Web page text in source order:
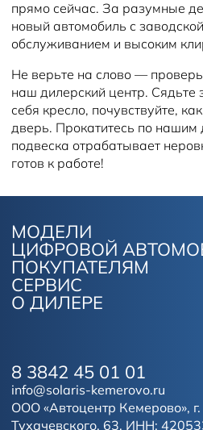
прямо сейчас. За разумные
новый автомобиль с
обслуживанием и высоким
Не верьте на слово —
наш дилерский центр. Сядьте
себя кресло, почувствуйте,
дверь. Прокатитесь по нашим
подвеска отрабатывает
готов к работе!
МОДЕЛИ
ЦИФРОВОЙ
ПОКУПАТЕЛЯМ
СЕРВИС
О ДИЛЕРЕ
ООО «Автоцентр Кемерово»,
Тухачевского, 63, ИНН:
8 3842 45 01 01
info@solaris-kemerovo.ru